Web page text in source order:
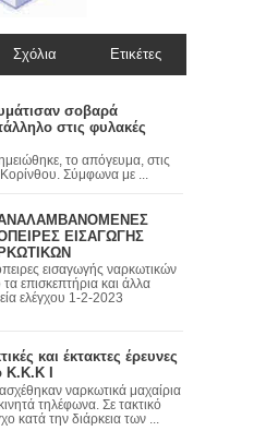
Σχόλια Ετικέτες
σοβαρά
στις φυλακές
το απόγευμα, στις
Σύμφωνα με ...
ΕΙΣΑΓΩΓΗΣ
εισαγωγής ναρκωτικών
επισκεπτήρια και άλλα
ελέγχου 1-2-2023
και έκτακτες έρευνες
Κ.Κ.Κ Ι
ναρκωτικά μαχαίρια
τηλέφωνα. Σε τακτικό
κατά την διάρκεια των ...